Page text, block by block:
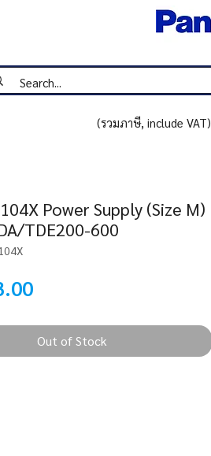
Power Supply (Size M)
TDE200-600
Price
Out of Stock
(รวมภาษี, include VAT)